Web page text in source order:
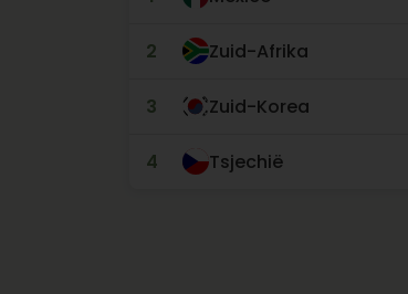
2 Zuid-Afrika
3 Zuid-Korea
4 Tsjechië